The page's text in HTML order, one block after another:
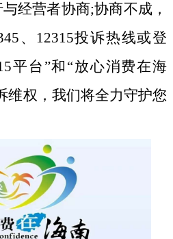
经营者协商;协商不成，
、 12315投诉热线或登
平台”和 “放心消费在海
维权 ，我们将全力守护您